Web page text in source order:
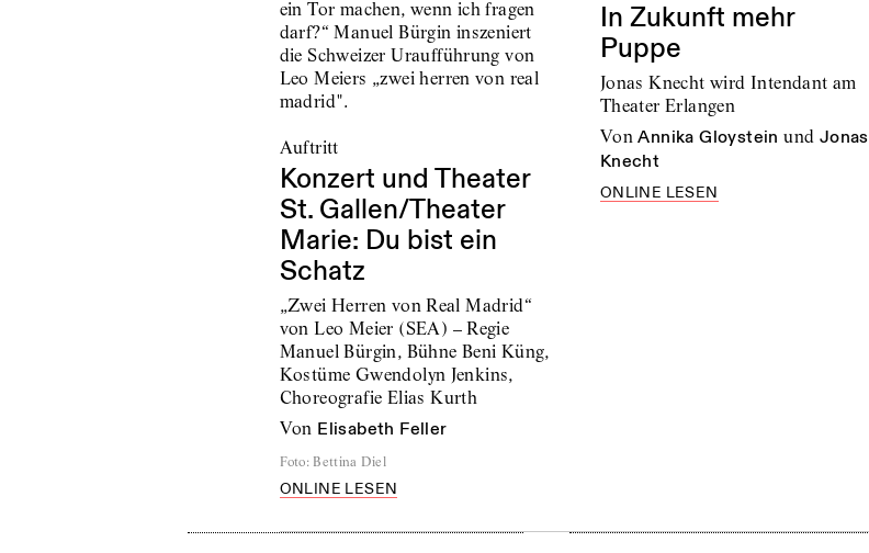
Auftritt
Konzert und Theater
St. Gallen/Theater
Marie: Du bist ein
Schatz
„Zwei Herren von Real Madrid“
von Leo Meier (SEA) – Regie
Manuel Bürgin, Bühne Beni Küng,
Kostüme Gwendolyn Jenkins,
Choreografie Elias Kurth
von Elisabeth Feller
Foto: Bettina Diel
ONLINE LESEN
In Zukunft mehr
Puppe
Jonas Knecht wird Intendant am
Theater Erlangen
von Annika Gloystein und Jonas
Knecht
ONLINE LESEN